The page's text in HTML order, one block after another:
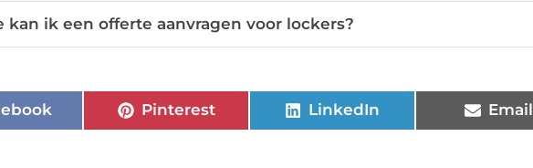
kan ik een offerte aanvragen voor lockers?
Pinterest LinkedIn Email